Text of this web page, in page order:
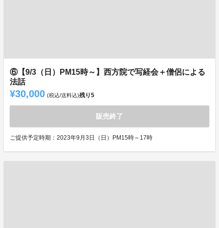
⑥【9/3（日）PM15時～】西方院で写経会＋僧侶による
法話
¥30,000 (税込/送料込)残り5
販売終了
ご提供予定時期：2023年9月3日（日）PM15時～17時